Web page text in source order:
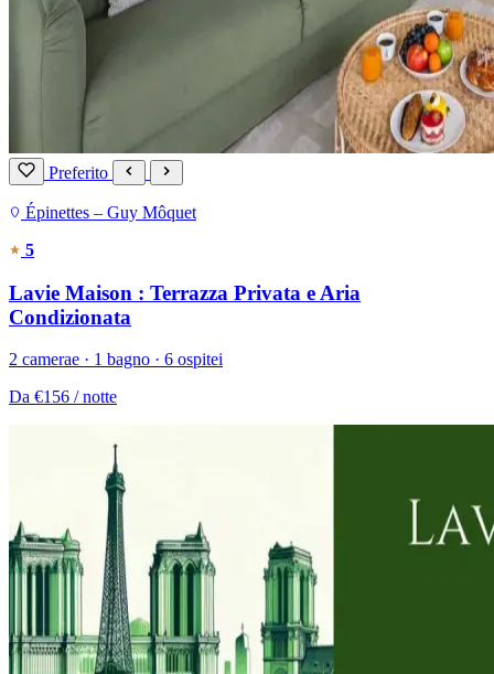
Preferito
Épinettes – Guy Môquet
5
Lavie Maison : Terrazza Privata e Aria
Condizionata
2 camerae · 1 bagno · 6 ospitei
Da €156 / notte